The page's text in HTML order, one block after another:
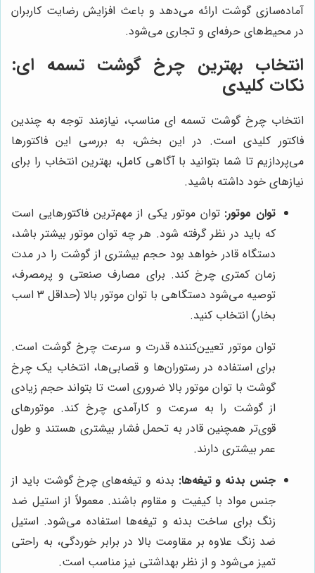
آماده‌سازی گوشت ارائه می‌دهد و باعث افزایش رضایت کاربران
در محیط‌های حرفه‌ای و تجاری می‌شود.
انتخاب بهترین چرخ گوشت تسمه ای:
نکات کلیدی
انتخاب چرخ گوشت تسمه ای مناسب، نیازمند توجه به چندین
فاکتور کلیدی است. در این بخش، به بررسی این فاکتورها
می‌پردازیم تا شما بتوانید با آگاهی کامل، بهترین انتخاب را برای
نیازهای خود داشته باشید.
توان موتور: توان موتور یکی از مهم‌ترین فاکتورهایی است
که باید در نظر گرفته شود. هر چه توان موتور بیشتر باشد،
دستگاه قادر خواهد بود حجم بیشتری از گوشت را در مدت
زمان کمتری چرخ کند. برای مصارف صنعتی و پرمصرف،
توصیه می‌شود دستگاهی با توان موتور بالا (حداقل 3 اسب
بخار) انتخاب کنید.
توان موتور تعیین‌کننده قدرت و سرعت چرخ گوشت است.
برای استفاده در رستوران‌ها و قصابی‌ها، انتخاب یک چرخ
گوشت با توان موتور بالا ضروری است تا بتواند حجم زیادی
از گوشت را به سرعت و کارآمدی چرخ کند. موتورهای
قوی‌تر همچنین قادر به تحمل فشار بیشتری هستند و طول
عمر بیشتری دارند.
جنس بدنه و تیغه‌ها: بدنه و تیغه‌های چرخ گوشت باید از
جنس مواد با کیفیت و مقاوم باشند. معمولاً از استیل ضد
زنگ برای ساخت بدنه و تیغه‌ها استفاده می‌شود. استیل
ضد زنگ علاوه بر مقاومت بالا در برابر خوردگی، به راحتی
تمیز می‌شود و از نظر بهداشتی نیز مناسب است.